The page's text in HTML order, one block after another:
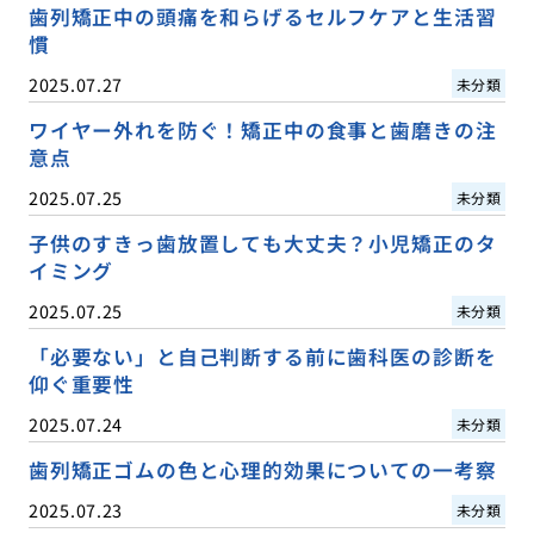
歯列矯正中の頭痛を和らげるセルフケアと生活習
慣
2025.07.27 未分類
ワイヤー外れを防ぐ！矯正中の食事と歯磨きの注
意点
2025.07.25 未分類
子供のすきっ歯放置しても大丈夫？小児矯正のタ
イミング
2025.07.25 未分類
「必要ない」と自己判断する前に歯科医の診断を
仰ぐ重要性
2025.07.24 未分類
歯列矯正ゴムの色と心理的効果についての一考察
2025.07.23 未分類